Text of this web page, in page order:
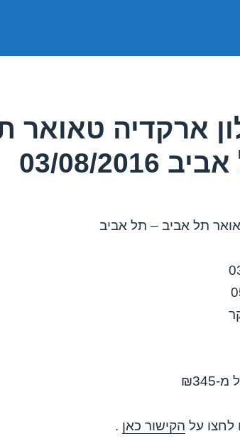
ארקדיה טאואר
08/2016
תל אביב – תל אביב
לחצו על הקישור כאן .